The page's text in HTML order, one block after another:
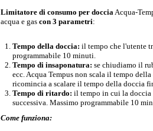
Limitatore di consumo per docciaAcqua-
acqua e gas con 3 parametri:
Tempo della doccia: il tempo che l'utente
programmabile 10 minuti.
Tempo di insaponatura: se chiudiamo il
ecc. Acqua Tempus non scala il tempo
ricomincia a scalare il tempo della doccia
Tempo di ritardo: il tempo in cui la doccia
successiva. Massimo programmabile 10
Come funziona: